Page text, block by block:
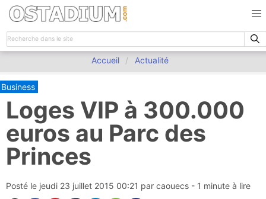
Accueil Actualité
Business
Loges VIP à 300.000
euros au Parc des
Princes
Posté le jeudi 23 juillet 2015 00:21 par caouecs - 1 minute à lire